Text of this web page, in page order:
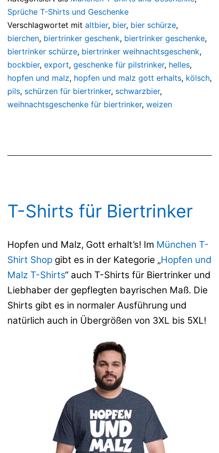
Sprüche T-Shirts und Geschenke
Verschlagwortet mit altbier, bier, bier schürze,
bierchen, biertrinker geschenk, biertrinker geschenke,
biertrinker schürze, biertrinker weihnachtsgeschenk,
bockbier, export, geschenke für pilstrinker, helles,
hopfen und malz, hopfen und malz gott erhalts, kölsch,
pils, schürzen für biertrinker, schwarzbier,
weihnachtsgeschenke für biertrinker, weizen
T-Shirts für Biertrinker
Hopfen und Malz, Gott erhalt’s! Im München T-
Shirt Shop gibt es in der Kategorie „Hopfen und
Malz T-Shirts“ auch T-Shirts für Biertrinker und
Liebhaber der gepflegten bayrischen Maß. Die
Shirts gibt es in normaler Ausführung und
natürlich auch in Übergrößen von 3XL bis 5XL!